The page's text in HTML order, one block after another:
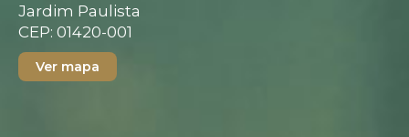
Jardim Paulista
CEP: 01420-001
Ver mapa